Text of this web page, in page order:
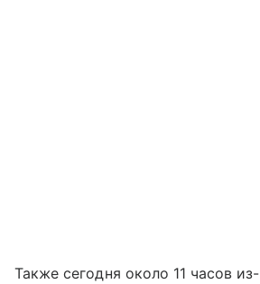
Также сегодня около 11 часов из-